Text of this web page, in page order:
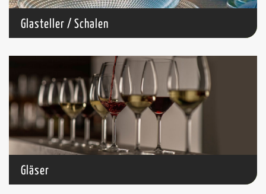
Glasteller / Schalen
Gläser